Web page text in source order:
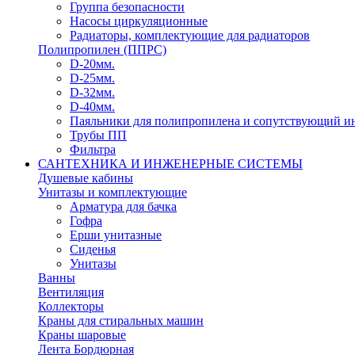
Группа безопасности
Насосы циркуляционные
Радиаторы, комплектующие для радиаторов
Полипропилен (ППРС)
D-20мм.
D-25мм.
D-32мм.
D-40мм.
Паяльники для полипропилена и сопутствующий
Трубы ПП
Фильтра
САНТЕХНИКА И ИНЖЕНЕРНЫЕ СИСТЕМЫ
Душевые кабины
Унитазы и комплектующие
Арматура для бачка
Гофра
Ерши унитазные
Сиденья
Унитазы
Ванны
Вентиляция
Коллекторы
Краны для стиральных машин
Краны шаровые
Лента Бордюрная